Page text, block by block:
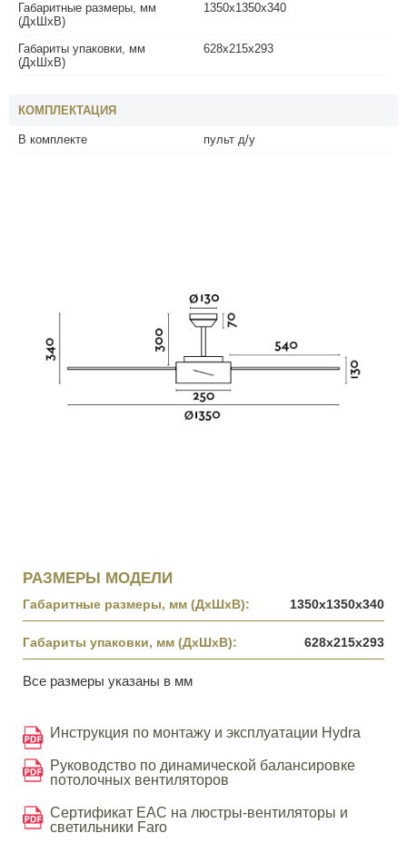
Габаритные размеры, мм
(ДхШхВ)
1350x1350x340
Габариты упаковки, мм
(ДхШхВ)
628x215x293
КОМПЛЕКТАЦИЯ
В комплекте пульт д/у
РАЗМЕРЫ МОДЕЛИ
Габаритные размеры, мм (ДхШхВ): 1350x1350x340
Габариты упаковки, мм (ДхШхВ): 628x215x293
Все размеры указаны в мм
Инструкция по монтажу и эксплуатации Hydra
Руководство по динамической балансировке
потолочных вентиляторов
Сертификат EAC на люстры-вентиляторы и
светильники Faro